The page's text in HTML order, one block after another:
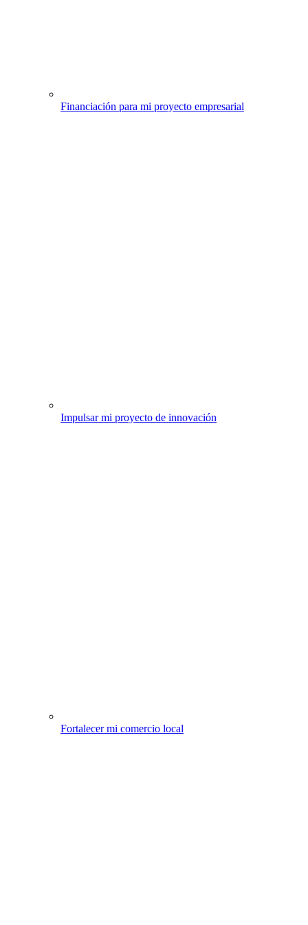
Financiación para mi proyecto empresarial
Impulsar mi proyecto de innovación
Fortalecer mi comercio local